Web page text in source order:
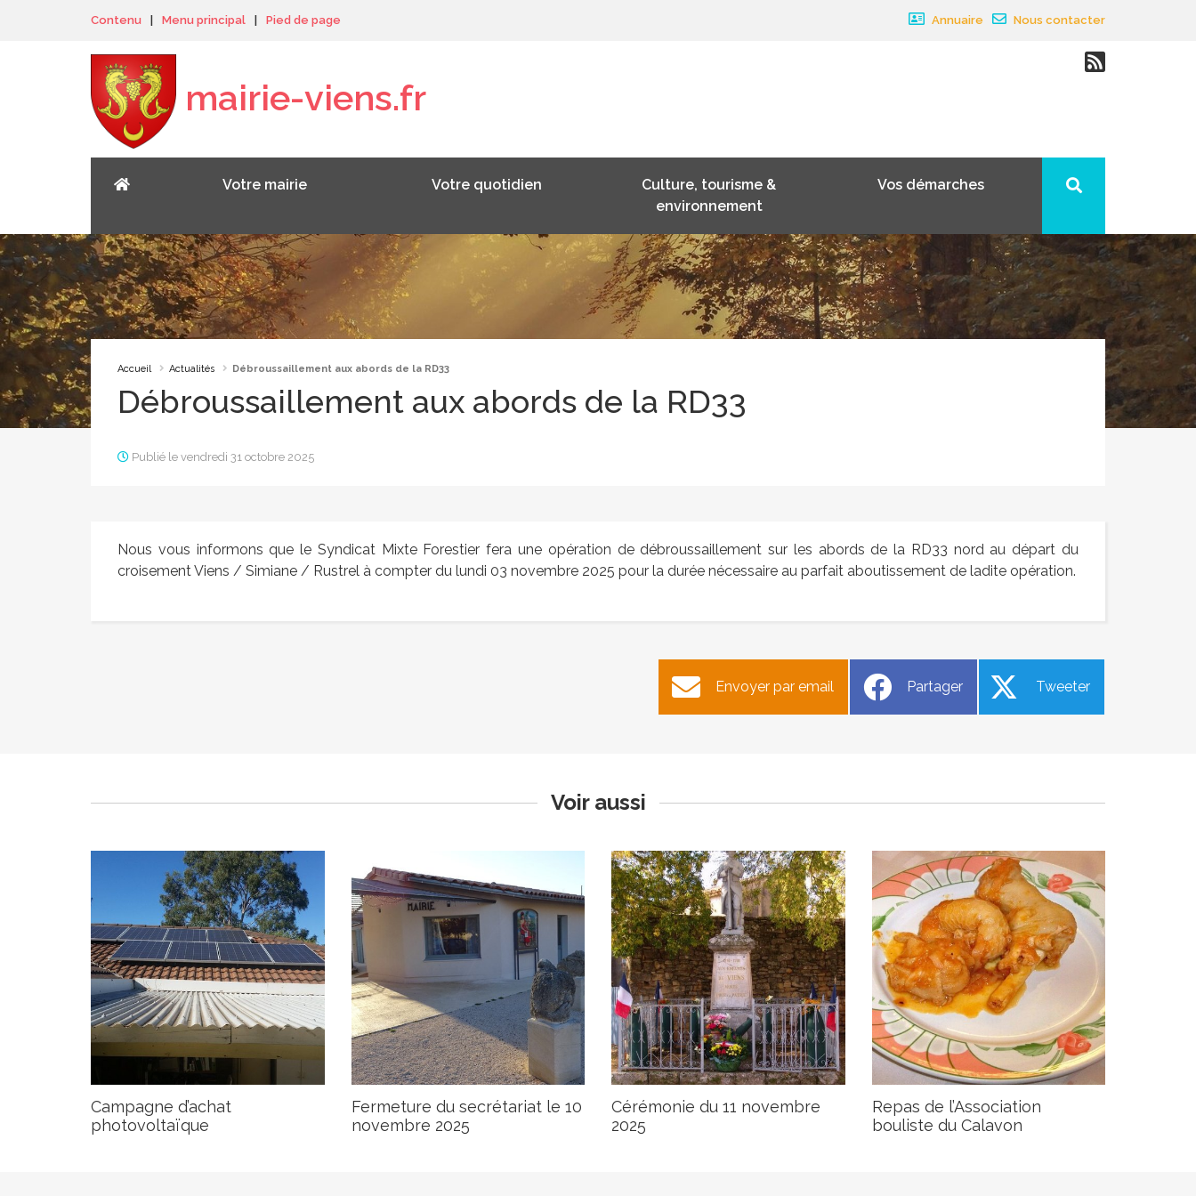
Contenu Menu principal Pied de page Annuaire Nous contacter
mairie-viens.fr
Votre mairie Votre quotidien
Culture, tourisme &
environnement
Vos démarches
×
Accueil Actualités Débroussaillement aux abords de la RD33
Débroussaillement aux abords de la RD33
Publié le vendredi 31 octobre 2025
Nous vous informons que le Syndicat Mixte Forestier fera une opération de débroussaillement sur les abords de la RD33 nord au départ du
croisement Viens / Simiane / Rustrel à compter du lundi 03 novembre 2025 pour la durée nécessaire au parfait aboutissement de ladite opération.
Envoyer par email Partager Tweeter
Voir aussi
Campagne d’achat
photovoltaïque
Fermeture du secrétariat le 10
novembre 2025
Cérémonie du 11 novembre
Cérémonie du 11 novembre
2025
Repas de l’Association bouliste
du Calavon
Repas de l’Association
bouliste du Calavon